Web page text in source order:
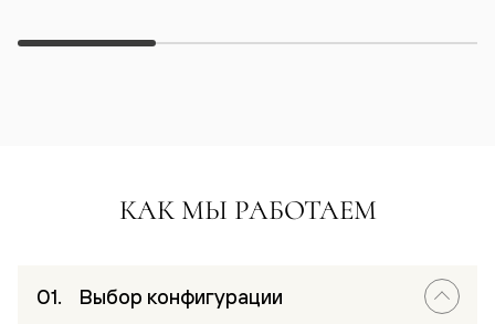
КАК МЫ РАБОТАЕМ
Выбор конфигурации